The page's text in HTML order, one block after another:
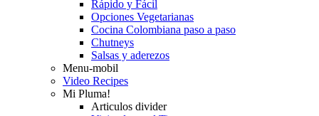
Rápido y Fácil
Opciones Vegetarianas
Cocina Colombiana paso a paso
Chutneys
Salsas y aderezos
Menu-mobil
Video Recipes
Mi Pluma!
Articulos divider